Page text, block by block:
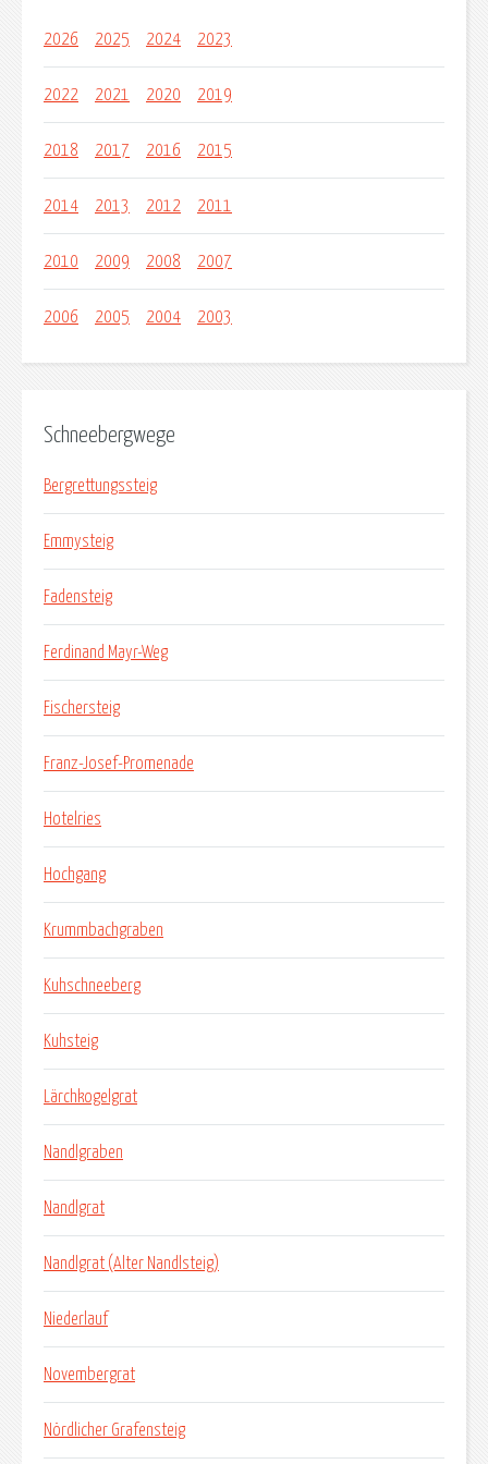
2026 2025 2024 2023
2022 2021 2020 2019
2018 2017 2016 2015
2014 2013 2012 2011
2010 2009 2008 2007
2006 2005 2004 2003
Schneebergwege
Bergrettungssteig
Emmysteig
Fadensteig
Ferdinand Mayr-Weg
Fischersteig
Franz-Josef-Promenade
Hotelries
Hochgang
Krummbachgraben
Kuhschneeberg
Kuhsteig
Lärchkogelgrat
Nandlgraben
Nandlgrat
Nandlgrat (Alter Nandlsteig)
Niederlauf
Novembergrat
Nördlicher Grafensteig